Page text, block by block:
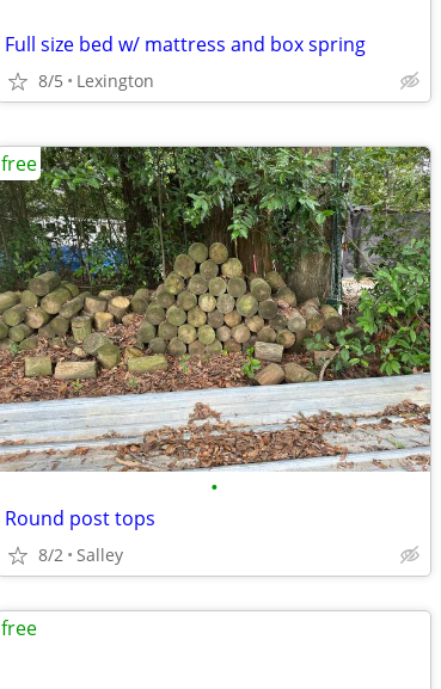
Full size bed w/ mattress and box spring
8/5 Lexington
•
Round post tops
8/2 Salley
free
free